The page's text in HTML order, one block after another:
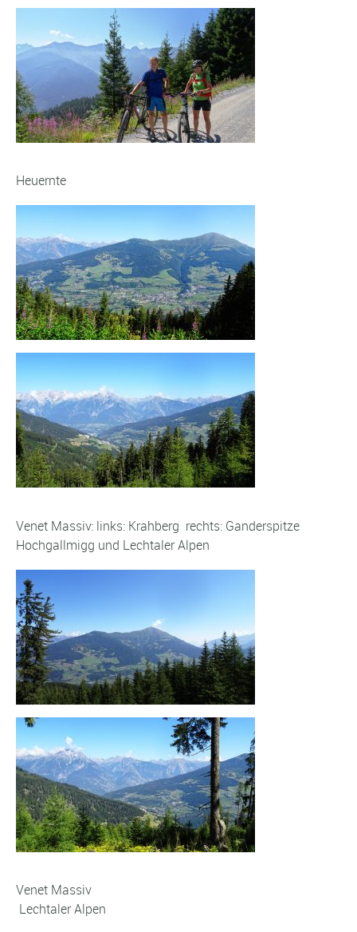
Heuernte
Venet Massiv: links: Krahberg rechts: Ganderspitze
Hochgallmigg und Lechtaler Alpen
Venet Massiv
Lechtaler Alpen